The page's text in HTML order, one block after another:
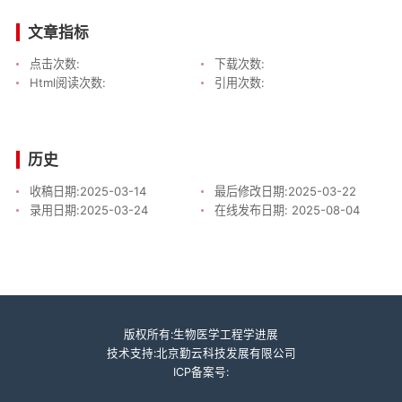
文章指标
点击次数:
下载次数:
Html阅读次数:
引用次数:
历史
收稿日期:2025-03-14 最后修改日期:2025-03-22
录用日期:2025-03-24 在线发布日期: 2025-08-04
版权所有:生物医学工程学进展
技术支持:北京勤云科技发展有限公司
ICP备案号: